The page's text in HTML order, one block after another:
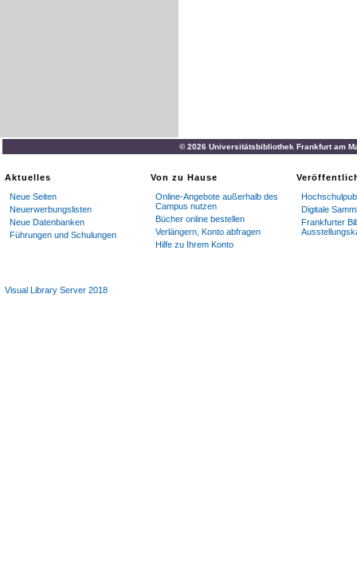
© 2026 Universitätsbibliothek Frankfurt am
Aktuelles
Neue Seiten
Neuerwerbungslisten
Neue Datenbanken
Führungen und Schulungen
Von zu Hause
Online-Angebote außerhalb des
Campus nutzen
Bücher online bestellen
Verlängern, Konto abfragen
Hilfe zu Ihrem Konto
Digitale
Frankfurter
Visual Library Server 2018